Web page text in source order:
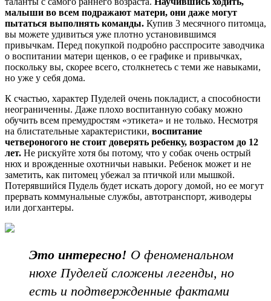
малыши во всем подражают матери, они даже могут
пытаться выполнять команды. Купив 3 месячного питомца,
вы можете удивиться уже плотно установившимся
привычкам. Перед покупкой подробно расспросите заводчика
о воспитании матери щенков, о ее графике и привычках,
поскольку вы, скорее всего, столкнетесь с теми же навыками,
но уже у себя дома.
К счастью, характер Пуделей очень покладист, а способности
неограниченны. Даже плохо воспитанную собаку можно
обучить всем премудростям «этикета» и не только. Несмотря
на блистательные характеристики, воспитание
четвероногого не стоит доверять ребенку, возрастом до 12
лет. Не рискуйте хотя бы потому, что у собак очень острый
нюх и врожденные охотничьи навыки. Ребенок может и не
заметить, как питомец убежал за птичкой или мышкой.
Потерявшийся Пудель будет искать дорогу домой, но ее могут
прервать коммунальные службы, автотранспорт, живодеры
или догхантеры.
Это интересно! О феноменальном
нюхе Пуделей сложены легенды, но
есть и подтвержденные фактами